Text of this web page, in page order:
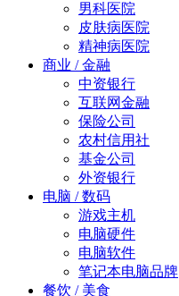
男科医院
皮肤病医院
精神病医院
商业 / 金融
中资银行
互联网金融
保险公司
农村信用社
基金公司
外资银行
电脑 / 数码
游戏主机
电脑硬件
电脑软件
笔记本电脑品牌
餐饮 / 美食